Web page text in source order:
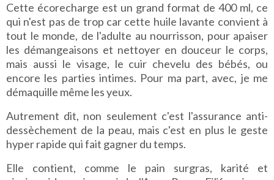
Cette écorecharge est un grand format de 400 ml, ce
qui n'est pas de trop car cette huile lavante convient à
tout le monde, de l'adulte au nourrisson, pour apaiser
les démangeaisons et nettoyer en douceur le corps,
mais aussi le visage, le cuir chevelu des bébés, ou
encore les parties intimes. Pour ma part, avec, je me
démaquille même les yeux.
Autrement dit, non seulement c'est l'assurance anti-
dessèchement de la peau, mais c'est en plus le geste
hyper rapide qui fait gagner du temps.
Elle contient, comme le pain surgras, karité et